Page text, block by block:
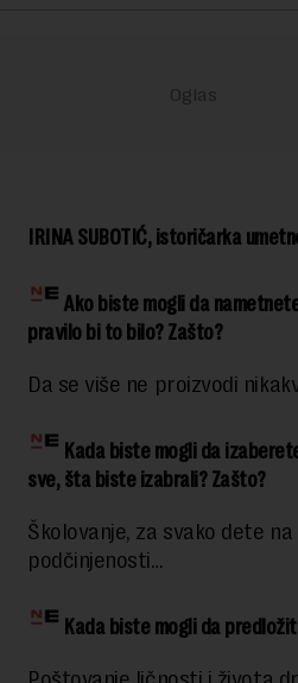
IRINA SUBOTIĆ, istoričarka
Ako biste mogli da
pravilo bi to bilo? Zašto?
Da se više ne proizvodi
Kada biste mogli da
sve, šta biste izabrali? Zašto?
Školovanje, za svako dete
podčinjenosti…
Kada biste mogli da